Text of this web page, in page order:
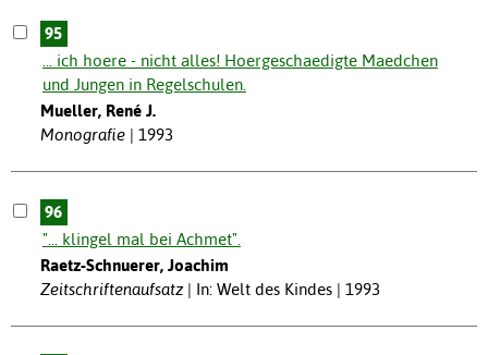
95
... ich hoere - nicht alles! Hoergeschaedigte Maedchen
und Jungen in Regelschulen.
Mueller, René J.
Monografie
1993
96
"... klingel mal bei Achmet".
Raetz-Schnuerer, Joachim
Zeitschriftenaufsatz
In: Welt des Kindes | 1993